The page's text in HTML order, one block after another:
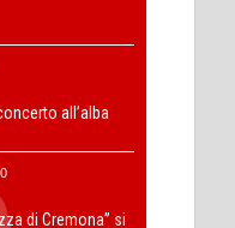
all’alba
di Cremona” si